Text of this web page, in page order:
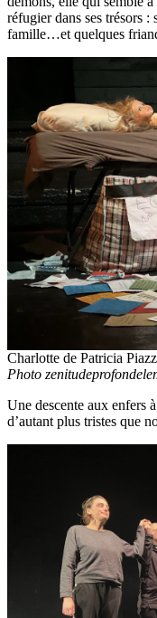
réfugier dans ses trésors :
famille…et quelques
Charlotte de Patricia
Photo
Une descente aux enfers
d’autant plus tristes que